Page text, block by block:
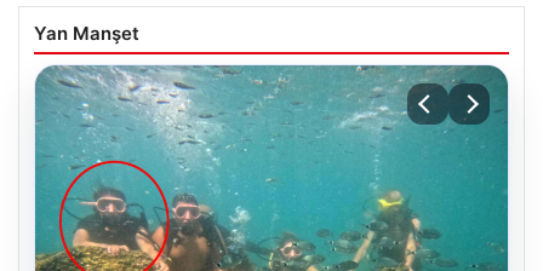
Yan Manşet